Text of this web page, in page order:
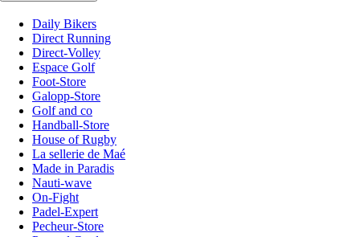
Daily Bikers
Direct Running
Direct-Volley
Espace Golf
Foot-Store
Galopp-Store
Golf and co
Handball-Store
House of Rugby
La sellerie de Maé
Made in Paradis
Nauti-wave
On-Fight
Padel-Expert
Pecheur-Store